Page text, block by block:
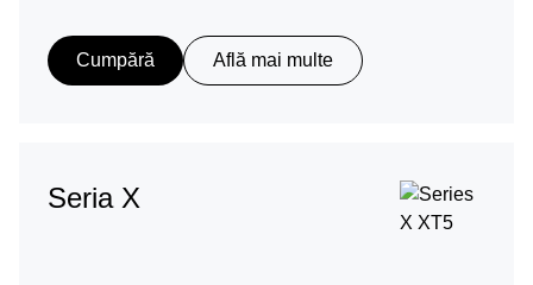
Cumpără Află mai multe
Seria X